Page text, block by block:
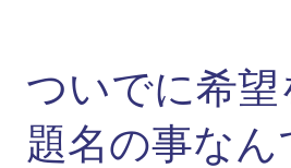
ついでに希
題名の事な